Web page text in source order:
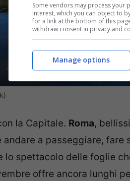
la Capitale. Roma,
a passeggiare, fare
lo spettacolo delle foglie
offre ancora lunghi
Some vendors may process your
interest, which you can object to
for a link at the bottom of this
withdraw consent in privacy and
Manage options